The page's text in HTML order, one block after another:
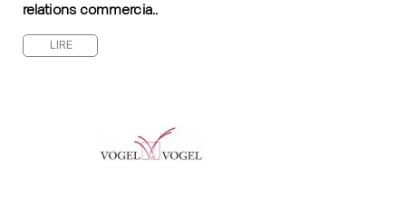
relations commercia..
LIRE